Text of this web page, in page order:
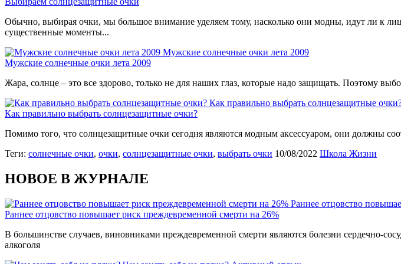
Обычно, выбирая очки, мы большое внимание уделяем тому, насколько они модны, идут ли к
существенные моменты...
Мужские солнечные очки лета 2009
Мужские солнечные очки лета 2009
Жара, солнце – это все здорово, только не для наших глаз, которые надо защищать. Поэтому
Как правильно выбрать солнцезащитные
Как правильно выбрать солнцезащитные очки?
Помимо того, что солнцезащитные очки сегодня являются модным аксессуаром, они должны
Теги: солнечные очки, очки, солнцезащитные очки, выбрать очки 10/08/2022 Школа Жизни
НОВОЕ В ЖУРНАЛЕ
Раннее отцовство
Раннее отцовство повышает риск преждевременной смерти на 26%
В большинстве случаев, виновниками преждевременной смерти являются болезни сердечно-
алкоголя